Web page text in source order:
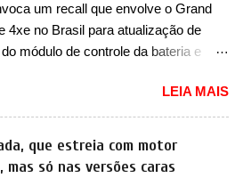
o A05s. Previsto para ser lançado
ano na China, o compacto elétrico
Leapmotor para concorrer com uma
e Geely EX2. Visualmente, o A05
um design já visto por outros
marca, em especial do SUV
A10. Basicamente sendo o hatch do
um recall que envolve o Grand
4xe no Brasil para atualização de
módulo de controle da bateria e
no dia 10 de outubro de 2025
que envolve os proprietários do
4xe, em sua versão única
unidades de ano/modelo 2023 e
LEIA MAIS
que estreia com motor
só nas versões caras